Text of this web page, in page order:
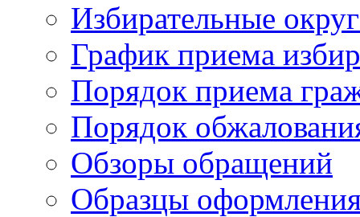
Избирательные
График приема
Порядок приема
Порядок
Обзоры обращений
Образцы